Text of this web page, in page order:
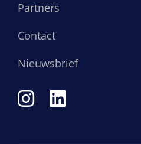
Partners
Contact
Nieuwsbrief